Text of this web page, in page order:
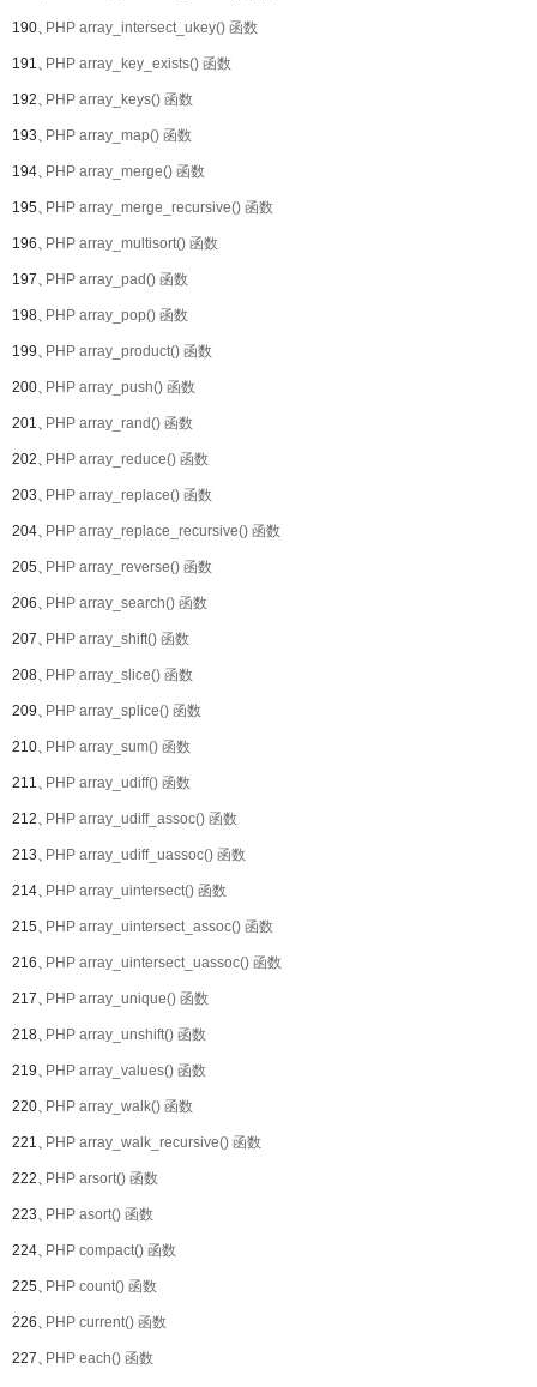
190、PHP array_intersect_ukey() 函数
191、PHP array_key_exists() 函数
192、PHP array_keys() 函数
193、PHP array_map() 函数
194、PHP array_merge() 函数
195、PHP array_merge_recursive() 函数
196、PHP array_multisort() 函数
197、PHP array_pad() 函数
198、PHP array_pop() 函数
199、PHP array_product() 函数
200、PHP array_push() 函数
201、PHP array_rand() 函数
202、PHP array_reduce() 函数
203、PHP array_replace() 函数
204、PHP array_replace_recursive() 函数
205、PHP array_reverse() 函数
206、PHP array_search() 函数
207、PHP array_shift() 函数
208、PHP array_slice() 函数
209、PHP array_splice() 函数
210、PHP array_sum() 函数
211、PHP array_udiff() 函数
212、PHP array_udiff_assoc() 函数
213、PHP array_udiff_uassoc() 函数
214、PHP array_uintersect() 函数
215、PHP array_uintersect_assoc() 函数
216、PHP array_uintersect_uassoc() 函数
217、PHP array_unique() 函数
218、PHP array_unshift() 函数
219、PHP array_values() 函数
220、PHP array_walk() 函数
221、PHP array_walk_recursive() 函数
222、PHP arsort() 函数
223、PHP asort() 函数
224、PHP compact() 函数
225、PHP count() 函数
226、PHP current() 函数
227、PHP each() 函数